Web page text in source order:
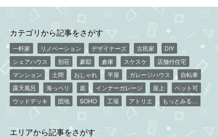
カテゴリから記事をさがす
一軒家 リノベーション デザイナーズ 古民家
DIY
シェアハウス
別荘 豪邸 倉庫 スケスケ
店舗付住宅
マンション
土間 おしゃれ 平屋 ガレージハウス
自転車
露天風呂
海っペリ 庭 インナーガレージ 屋上
ペット可
ウッドデッキ
団地 SOHO 工場 アトリエ もっとみる…
エリアから記事をさがす